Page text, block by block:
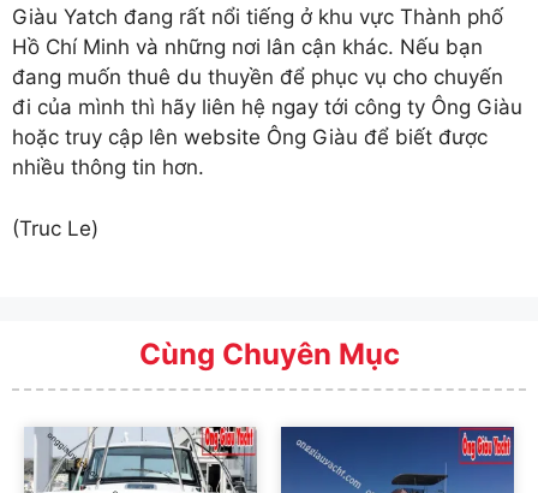
Giàu Yatch đang rất nổi tiếng ở khu vực Thành phố
Hồ Chí Minh và những nơi lân cận khác. Nếu bạn
đang muốn thuê du thuyền để phục vụ cho chuyến
đi của mình thì hãy liên hệ ngay tới công ty Ông Giàu
hoặc truy cập lên website Ông Giàu để biết được
nhiều thông tin hơn.
(Truc Le)
Cùng Chuyên Mục